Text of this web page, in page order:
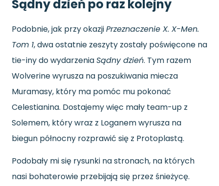
Sądny dzień po raz kolejny
Podobnie, jak przy okazjiPrzeznaczenie X. X-Men.
Tom 1, dwa ostatnie zeszyty zostały poświęcone na
tie-iny do wydarzeniaSądny dzień. Tym razem
Wolverine wyrusza na poszukiwania miecza
Muramasy, który ma pomóc mu pokonać
Celestianina. Dostajemy więc mały team-up z
Solemem, który wraz z Loganem wyrusza na
biegun północny rozprawić się z Protoplastą.
Podobały mi się rysunki na stronach, na których
nasi bohaterowie przebijają się przez śnieżycę.